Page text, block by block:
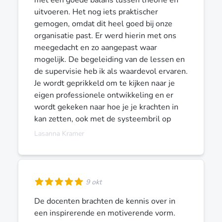
uitvoeren. Het nog iets praktischer
gemogen, omdat dit heel goed bij onze
organisatie past. Er werd hierin met ons
meegedacht en zo aangepast waar
mogelijk. De begeleiding van de lessen en
de supervisie heb ik als waardevol ervaren.
Je wordt geprikkeld om te kijken naar je
eigen professionele ontwikkeling en er
wordt gekeken naar hoe je je krachten in
kan zetten, ook met de systeembril op
Lasanna Kramer
9 okt
De docenten brachten de kennis over in
een inspirerende en motiverende vorm.